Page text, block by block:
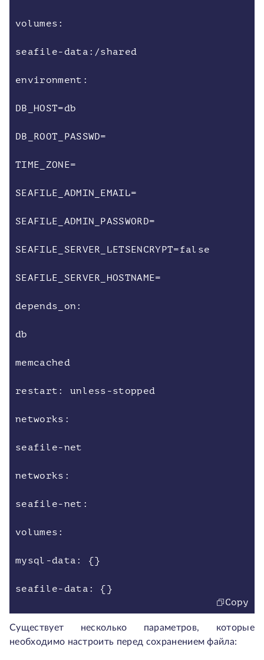
volumes:
seafile-data:/shared
environment:
DB_HOST=db
DB_ROOT_PASSWD=
TIME_ZONE=
SEAFILE_ADMIN_EMAIL=
SEAFILE_ADMIN_PASSWORD=
SEAFILE_SERVER_LETSENCRYPT=false
SEAFILE_SERVER_HOSTNAME=
depends_on:
db
memcached
restart: unless-stopped
networks:
seafile-net
networks:
seafile-net:
volumes:
mysql-data: {}
seafile-data: {}
Copy
Существует несколько параметров, которые
необходимо настроить перед сохранением файла: